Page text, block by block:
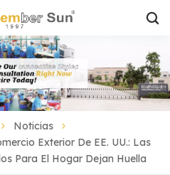
Noticias
Exterior De EE. UU.: Las
Para El Hogar Dejan Huella